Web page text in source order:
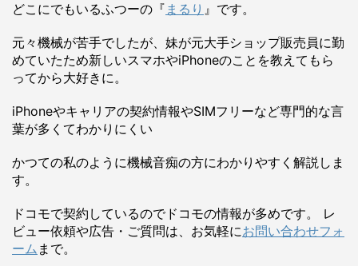
どこにでもいるふつーの『 まるり 』です。
元々機械が苦手でしたが、妹が元大手ショップ販売員に勤
めていたため新しいスマホやiPhoneのことを教えてもら
ってから大好きに。
iPhoneやキャリアの契約情報やSIMフリーなど専門的な言
葉が多くてわかりにくい
かつての私のように機械音痴の方にわかりやすく解説しま
す。
ドコモで契約しているのでドコモの情報が多めです。 レ
ビュー依頼や広告・ご質問は、お気軽にお問い合わせフォ
ーム まで。